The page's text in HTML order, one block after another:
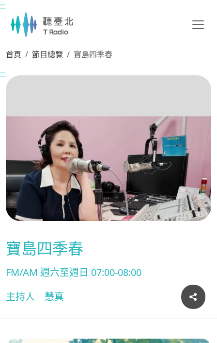
主要內容區塊
:::
首頁 節目總覽
寶島四季春
:::
寶島四季春
FM/AM 週六至週日 07:00-08:00
主持人
慧真